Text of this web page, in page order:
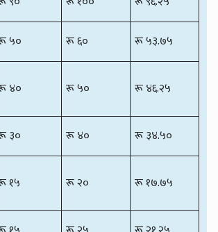
५० रू ६०
रू ५३.७५
४० रू ५० रू ४६.२५
३० रू ४०
रू ३४.५०
१५ रू २० रू १७.७५